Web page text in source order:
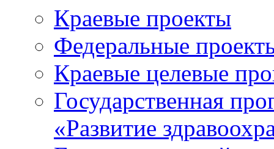
Краевые проекты
Федеральные
Краевые целевые
Государственная
«Развитие